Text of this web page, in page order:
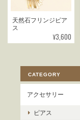
天然石フリンジピア
ス
¥3,600
CATEGORY
アクセサリー
ピアス